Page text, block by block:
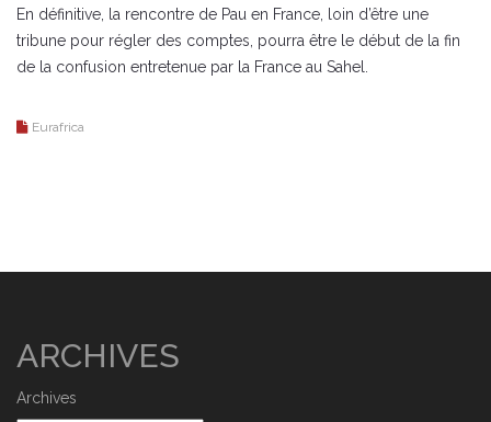
En définitive, la rencontre de Pau en France, loin d’être une
tribune pour régler des comptes, pourra être le début de la fin
de la confusion entretenue par la France au Sahel.
Eurafrica
ARCHIVES
Archives